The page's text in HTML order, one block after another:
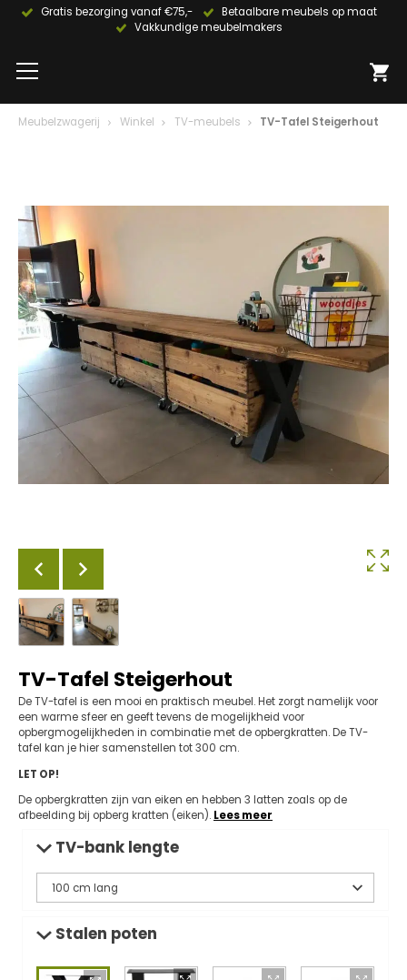
Gratis bezorging vanaf €75,-
Betaalbare meubels op maat
Vakkundige meubelmakers
Meubelzwagerij Winkel TV-meubels TV-Tafel Steigerhout
TV-Tafel Steigerhout
De TV-tafel is een mooi en praktisch meubel. Het zorgt namelijk voor
een warme sfeer en geeft tevens de mogelijkheid voor
opbergmogelijkheden in combinatie met de opbergkratten. De TV-
tafel kan je hier samenstellen tot 300 cm.
LET OP!
De opbergkratten zijn van eiken en hebben 3 latten zoals op de
afbeelding bij opberg kratten (eiken). Lees meer
TV-bank lengte
Stalen poten